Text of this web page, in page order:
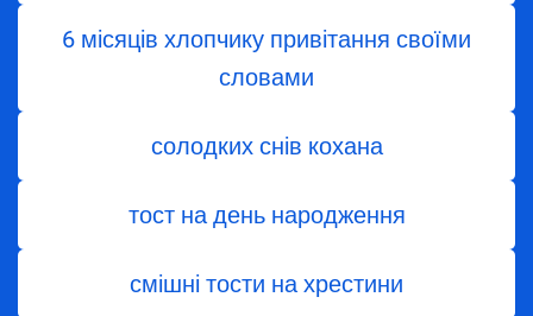
6 місяців хлопчику привітання своїми
словами
солодких снів кохана
тост на день народження
смішні тости на хрестини